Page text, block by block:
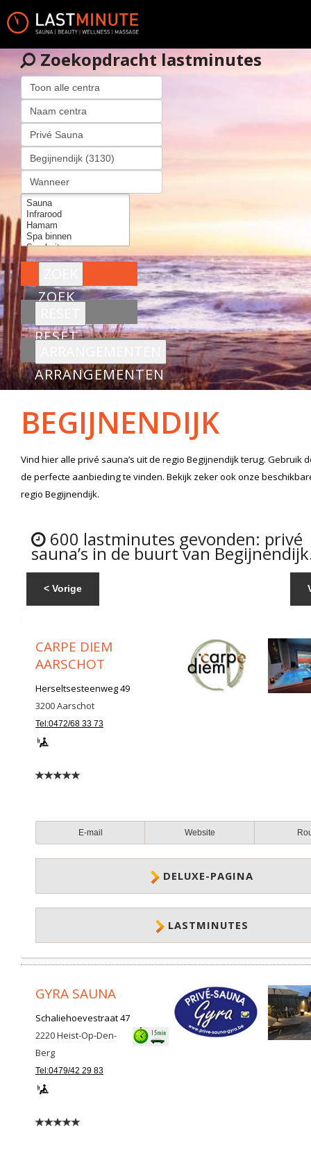
Zoekopdracht lastminutes
ZOEK
RESET
ARRANGEMENTEN
BEGIJNENDIJK
Vind hier alle privé sauna’s uit de regio Begijnendijkterug. Gebruik
de perfecte aanbieding te vinden. Bekijk zeker ook onze
regio Begijnendijk.
600 lastminutes gevonden: privé
sauna’s in de buurt van
< Vorige
CARPE DIEM
AARSCHOT
Herseltsesteenweg 49
3200Aarschot
Tel:0472/68 33 73
E-mail Website
DELUXE-PAGINA
LASTMINUTES
GYRA SAUNA
Schaliehoevestraat 47
2220Heist-Op-Den-
Berg
Tel:0479/42 29 83